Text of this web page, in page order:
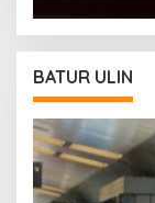
BATUR ULIN